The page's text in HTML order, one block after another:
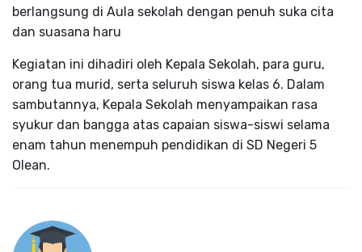
berlangsung di Aula sekolah dengan penuh suka cita
dan suasana haru
Kegiatan ini dihadiri oleh Kepala Sekolah, para guru,
orang tua murid, serta seluruh siswa kelas 6. Dalam
sambutannya, Kepala Sekolah menyampaikan rasa
syukur dan bangga atas capaian siswa-siswi selama
enam tahun menempuh pendidikan di SD Negeri 5
Olean.